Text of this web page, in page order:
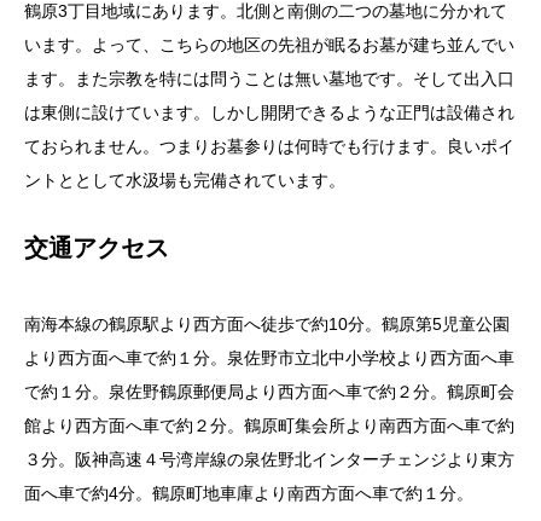
鶴原3丁目地域にあります。北側と南側の二つの墓地に分かれて
います。よって、こちらの地区の先祖が眠るお墓が建ち並んでい
ます。また宗教を特には問うことは無い墓地です。そして出入口
は東側に設けています。しかし開閉できるような正門は設備され
ておられません。つまりお墓参りは何時でも行けます。良いポイ
ントととして水汲場も完備されています。
交通アクセス
南海本線の鶴原駅より西方面へ徒歩で約10分。鶴原第5児童公園
より西方面へ車で約１分。泉佐野市立北中小学校より西方面へ車
で約１分。泉佐野鶴原郵便局より西方面へ車で約２分。鶴原町会
館より西方面へ車で約２分。鶴原町集会所より南西方面へ車で約
３分。阪神高速４号湾岸線の泉佐野北インターチェンジより東方
面へ車で約4分。鶴原町地車庫より南西方面へ車で約１分。